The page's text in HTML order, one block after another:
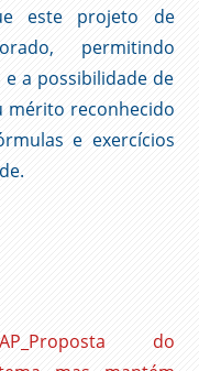
este projeto de
permitindo
a possibilidade de
mérito reconhecido
e exercícios
do